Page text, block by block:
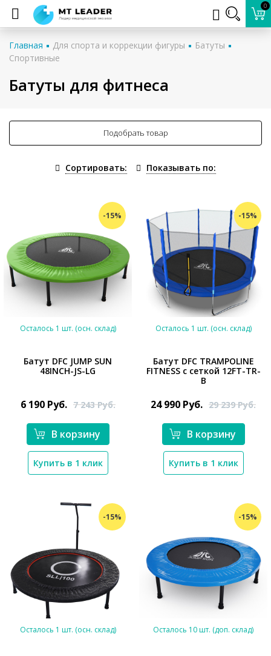
0
Главная Для спорта и коррекции фигуры
Батуты
Спортивные
Батуты для фитнеса
Подобрать товар
Сортировать: Показывать по:
-15%
Осталось 1 шт. (осн. склад)
Батут DFC JUMP SUN
48INCH-JS-LG
6 190 Руб. 7 243Руб.
В корзину
Купить в 1 клик
-15%
*}
Осталось 1 шт. (осн. склад)
Батут DFC TRAMPOLINE
FITNESS с сеткой 12FT-TR-
B
24 990 Руб. 29 239Руб.
В корзину
Купить в 1 клик
-15%
Осталось 1 шт. (осн. склад)
-15%
Осталось 10 шт. (доп. склад)